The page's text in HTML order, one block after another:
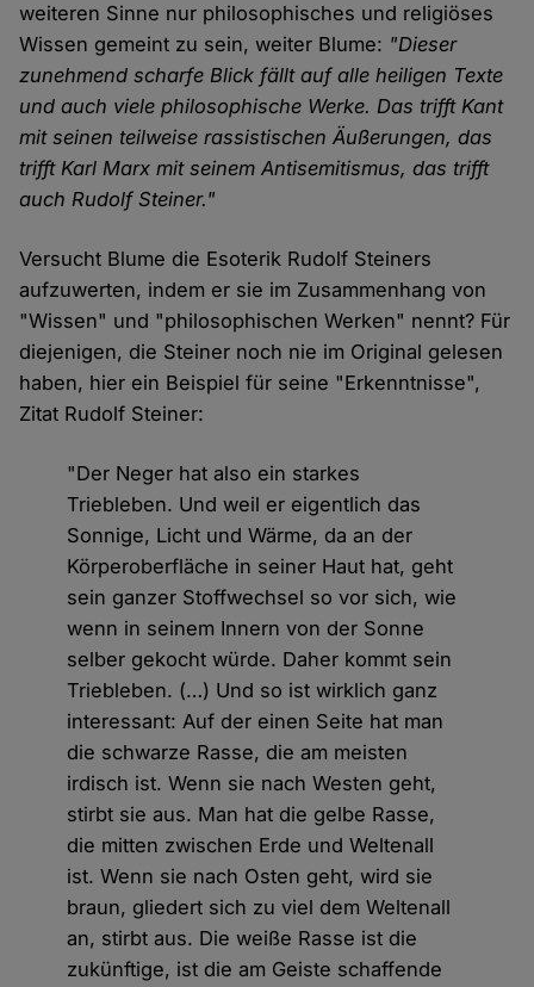
weiteren Sinne nur philosophisches und religiöses
Wissen gemeint zu sein, weiter Blume: "Dieser
zunehmend scharfe Blick fällt auf alle heiligen Texte
und auch viele philosophische Werke. Das trifft Kant
mit seinen teilweise rassistischen Äußerungen, das
trifft Karl Marx mit seinem Antisemitismus, das trifft
auch Rudolf Steiner."
Versucht Blume die Esoterik Rudolf Steiners
aufzuwerten, indem er sie im Zusammenhang von
"Wissen" und "philosophischen Werken" nennt? Für
diejenigen, die Steiner noch nie im Original gelesen
haben, hier ein Beispiel für seine "Erkenntnisse",
Zitat Rudolf Steiner:
"Der Neger hat also ein starkes
Triebleben. Und weil er eigentlich das
Sonnige, Licht und Wärme, da an der
Körperoberfläche in seiner Haut hat, geht
sein ganzer Stoffwechsel so vor sich, wie
wenn in seinem Innern von der Sonne
selber gekocht würde. Daher kommt sein
Triebleben. (…) Und so ist wirklich ganz
interessant: Auf der einen Seite hat man
die schwarze Rasse, die am meisten
irdisch ist. Wenn sie nach Westen geht,
stirbt sie aus. Man hat die gelbe Rasse,
die mitten zwischen Erde und Weltenall
ist. Wenn sie nach Osten geht, wird sie
braun, gliedert sich zu viel dem Weltenall
an, stirbt aus. Die weiße Rasse ist die
zukünftige, ist die am Geiste schaffende